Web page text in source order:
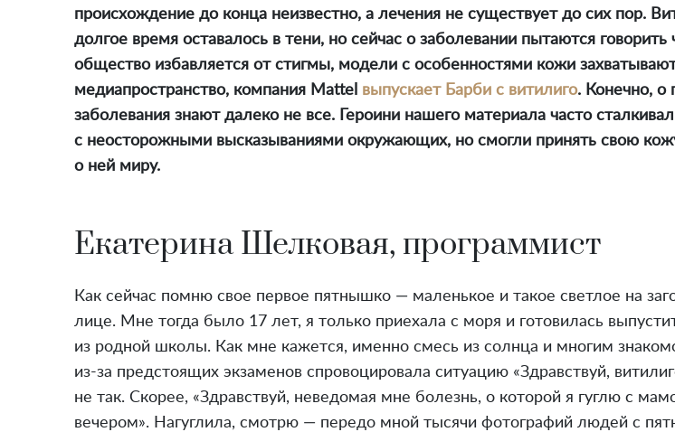
происхождение до конца неизвестно, а лечения не существует до сих пор.
долгое время оставалось в тени, но сейчас о заболевании пытаются
общество избавляется от стигмы, модели с особенностями кожи
медиапространство, компания Mattel выпускает Барби с витилиго. Конечно, о
заболевания знают далеко не все. Героини нашего материала часто
с неосторожными высказываниями окружающих, но смогли принять свою
о ней миру.
Екатерина Шелковая, программист
Как сейчас помню свое первое пятнышко — маленькое и такое светлое на
лице. Мне тогда было 17 лет, я только приехала с моря и готовилась
из родной школы. Как мне кажется, именно смесь из солнца и многим
из-за предстоящих экзаменов спровоцировала ситуацию «Здравствуй,
не так. Скорее, «Здравствуй, неведомая мне болезнь, о которой я гуглю с
вечером». Нагуглила, смотрю — передо мной тысячи фотографий людей с